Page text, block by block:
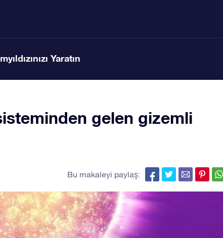
Yaratın
gelen gizemli
Bu makaleyi paylaş: